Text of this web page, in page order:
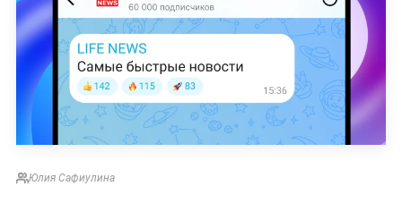
Юлия Сафиулина